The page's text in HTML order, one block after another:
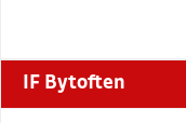
IF Bytoften